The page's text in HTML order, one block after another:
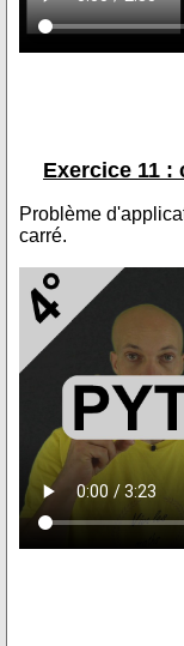
Exercice 11 :
Problème
carré.